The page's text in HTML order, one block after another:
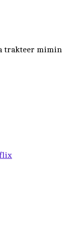
trakteer mimin